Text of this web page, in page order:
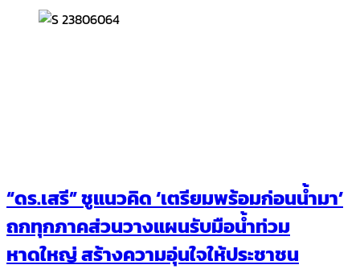
“ดร.เสรี” ชูแนวคิด ‘เตรียมพร้อมก่อนน้ำมา’
ถกทุกภาคส่วนวางแผนรับมือน้ำท่วม
หาดใหญ่ สร้างความอุ่นใจให้ประชาชน